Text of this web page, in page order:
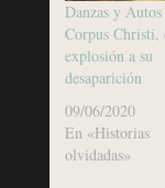
Danzas y
Corpus Christi,
explosión a su
desaparición
09/06/2020
En «Historias
olvidadas»